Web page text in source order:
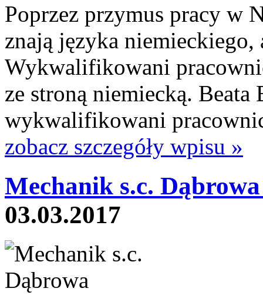
Poprzez przymus pracy w
znają języka niemieckiego,
Wykwalifikowani
ze stroną niemiecką. Beata
wykwalifikowani
zobacz szczegóły wpisu »
Mechanik s.c. Dąbrowa
03.03.2017